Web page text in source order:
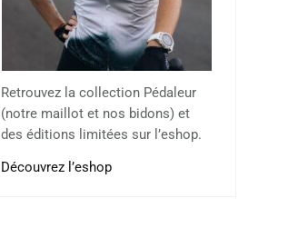
Retrouvez la collection Pédaleur
(notre maillot et nos bidons) et
des éditions limitées sur l’eshop.
Découvrez l’eshop